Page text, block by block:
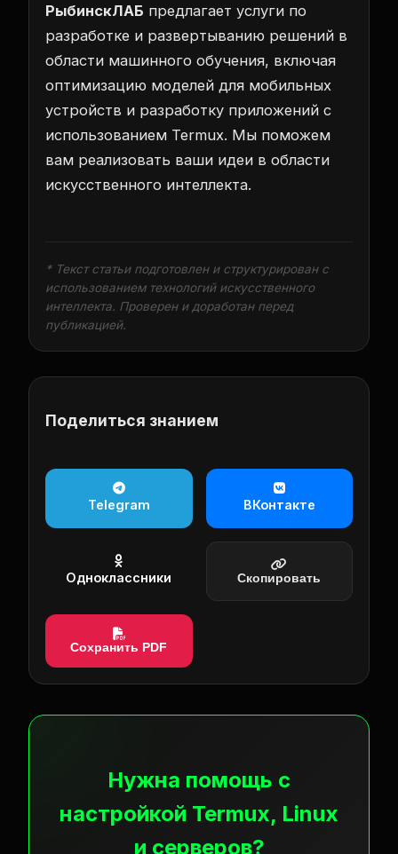
РыбинскЛАБ предлагает услуги по
разработке и развертыванию решений в
области машинного обучения, включая
оптимизацию моделей для мобильных
устройств и разработку приложений с
использованием Termux. Мы поможем
вам реализовать ваши идеи в области
искусственного интеллекта.
* Текст статьи подготовлен и структурирован с
использованием технологий искусственного
интеллекта. Проверен и доработан перед
публикацией.
Поделиться знанием
Telegram ВКонтакте
Одноклассники Скопировать
Сохранить PDF
Нужна помощь с
настройкой Termux, Linux
и серверов?